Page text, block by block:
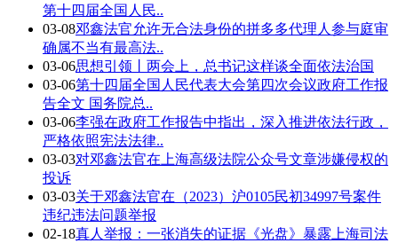
第十四届全国人民..
03-08邓鑫法官允许无合法身份的拼多多代理人参与庭审
确属不当有最高法..
03-06思想引领丨两会上，总书记这样谈全面依法治国
03-06第十四届全国人民代表大会第四次会议政府工作报
告全文 国务院总..
03-06李强在政府工作报告中指出，深入推进依法行政，
严格依照宪法法律..
03-03对邓鑫法官在上海高级法院公众号文章涉嫌侵权的
投诉
03-03关于邓鑫法官在（2023）沪0105民初34997号案件
违纪违法问题举报
02-18真人举报：一张消失的证据《光盘》暴露上海司法